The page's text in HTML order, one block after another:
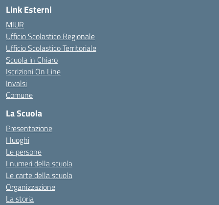
Link Esterni
MIUR
Ufficio Scolastico Regionale
Ufficio Scolastico Territoriale
Scuola in Chiaro
Iscrizioni On Line
Invalsi
Comune
La Scuola
Presentazione
I luoghi
Le persone
I numeri della scuola
Le carte della scuola
Organizzazione
La storia